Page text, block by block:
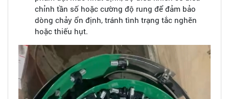
chỉnh tần số hoặc cường độ rung để đảm bảo
dòng chảy ổn định, tránh tình trạng tắc nghẽn
hoặc thiếu hụt.